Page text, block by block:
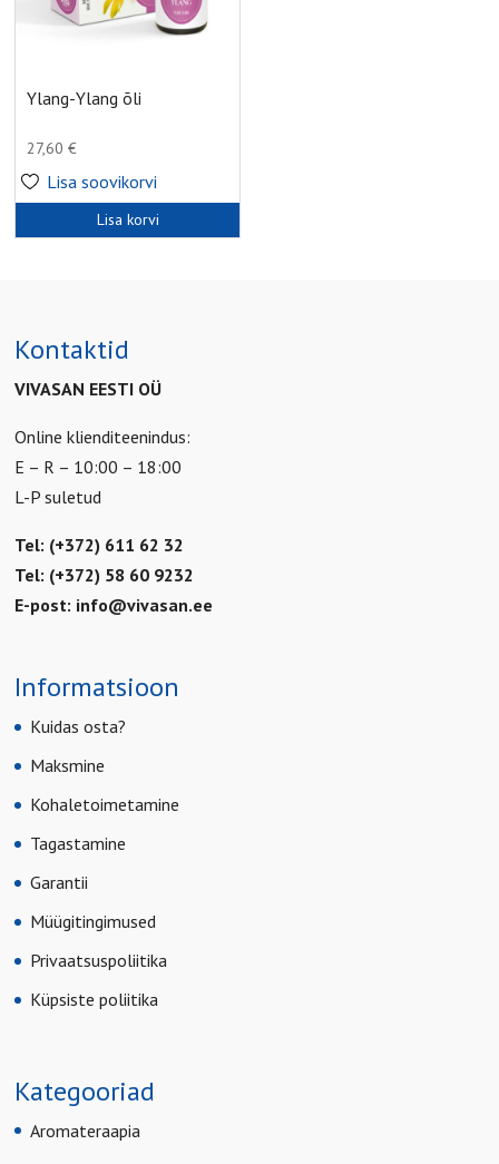
Ylang-Ylang õli
27,60€
Lisa soovikorvi
Lisa korvi
Kontaktid
VIVASAN EESTI OÜ
Online klienditeenindus:
E – R – 10:00 – 18:00
L-P suletud
Tel: (+372) 611 62 32
Tel: (+372) 58 60 9232
E-post: info@vivasan.ee
Informatsioon
Kuidas osta?
Maksmine
Kohaletoimetamine
Tagastamine
Garantii
Müügitingimused
Privaatsuspoliitika
Küpsiste poliitika
Kategooriad
Aromateraapia